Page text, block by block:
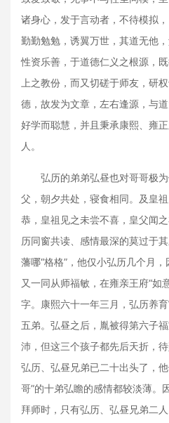
诸身心，发于言动者，不待模拟
勤勤勉勉，诱翼万世，其道无他
性资乐善，于道德仁义之根源，
上之教份，而又切磋于师友，研
德，故发为文章，左右逢源，与
好学而聪慧，并且秉承康熙、雍
人。
弘历的弟弟弘昼也对哥哥极为
父，朝夕共处，寝食相同。及皇
恭，皇祖见之未尝不喜，皇父闻
历同窗共读、感情最深的莫过于
藩哪“格格”，他仅小弘历几个月
又一同从师福敏，在雍亲王府“如
字。康熙六十一年三月，弘历养
五弟。弘昼之后，胤被得第六子
沛，但这三个孩子都先后天折，
弘历、弘昼兄弟已二十出头了，
哥”的十弟弘瞻的感情都较淡薄。
拜师时，只有弘历、弘昼兄弟二